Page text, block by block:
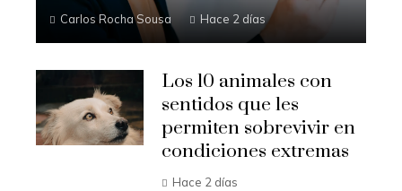
Carlos Rocha Sousa Hace 2 días
Los 10 animales con
sentidos que les
permiten sobrevivir en
condiciones extremas
Hace 2 días